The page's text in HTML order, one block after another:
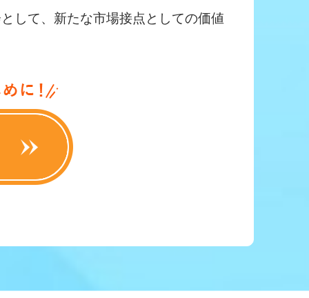
して、新たな市場接点としての価値